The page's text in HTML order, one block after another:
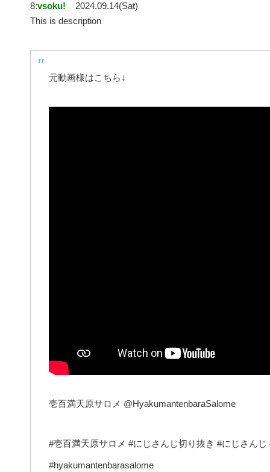
8:vsoku!
2024.09.14(Sat)
This is description
元動画様はこちら↓
壱百満天原サロメ @HyakumantenbaraSalome
#壱百満天原サロメ #にじさんじ切り抜き #にじさん
#hyakumantenbarasalome